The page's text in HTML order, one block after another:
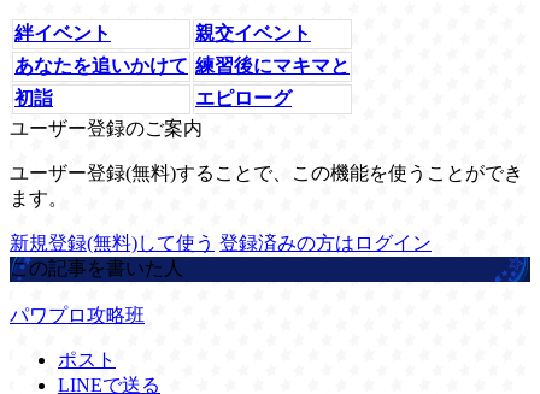
絆イベント
親交イベント
あなたを追いかけて 練習後にマキマと
初詣
エピローグ
ユーザー登録のご案内
ユーザー登録(無料)することで、この機能を使うことができ
ます。
新規登録(無料)して使う 登録済みの方はログイン
この記事を書いた人
パワプロ攻略班
ポスト
LINEで送る